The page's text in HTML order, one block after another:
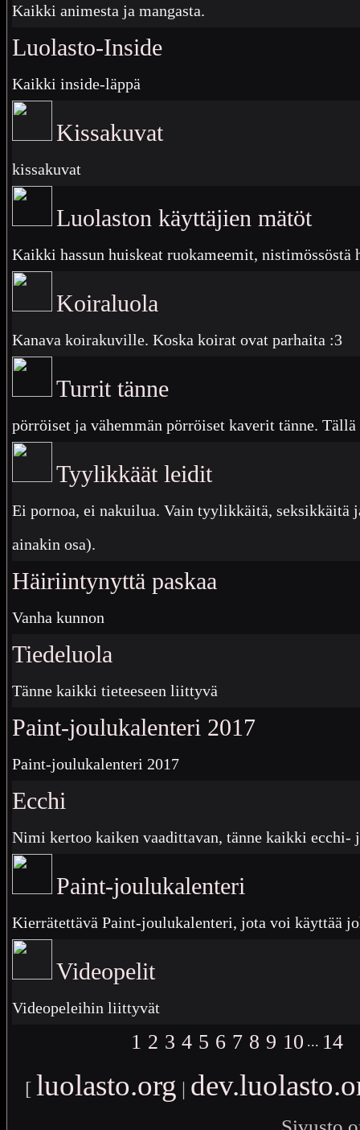
Kaikki animesta ja mangasta.
Luolasto-Inside
Kaikki inside-läppä
Kissakuvat
kissakuvat
Luolaston käyttäjien mätöt
Kaikki hassun huiskeat ruokameemit, nistimössöstä
Koiraluola
Kanava koirakuville. Koska koirat ovat parhaita :3
Turrit tänne
pörröiset ja vähemmän pörröiset kaverit tänne.
Tyylikkäät leidit
Ei pornoa, ei nakuilua. Vain tyylikkäitä, seksikkäitä
ainakin osa).
Häiriintynyttä paskaa
Vanha kunnon
Tiedeluola
Tänne kaikki tieteeseen liittyvä
Paint-joulukalenteri 2017
Paint-joulukalenteri 2017
Ecchi
Nimi kertoo kaiken vaadittavan, tänne kaikki ecchi-
Paint-joulukalenteri
Kierrätettävä Paint-joulukalenteri, jota voi käyttää
Videopelit
Videopeleihin liittyvät
1 2 3 4 5 6 7 8 9 10 ... 14
[ luolasto.org |